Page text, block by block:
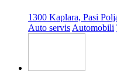
1300 Kaplara, Pasi
Auto servis Automobili